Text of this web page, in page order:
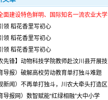
面建设特色鲜明、国际知名一流农业大学
领 稻花香里写初心
领 稻花香里写初心
领 稻花香里写初心
先锋】动物科技学院教师赴汶川县开展技
导报）破解高校劳动教育单打独斗难题
新闻）不再单打独斗，川农大牵头打造区
导报网）数智赋能“红绿相融”大中小学